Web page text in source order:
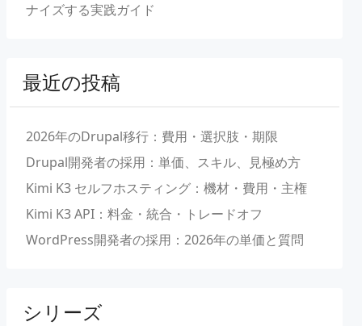
ナイズする実践ガイド
最近の投稿
2026年のDrupal移行：費用・選択肢・期限
Drupal開発者の採用：単価、スキル、見極め方
Kimi K3 セルフホスティング：機材・費用・主権
Kimi K3 API：料金・統合・トレードオフ
WordPress開発者の採用：2026年の単価と質問
シリーズ